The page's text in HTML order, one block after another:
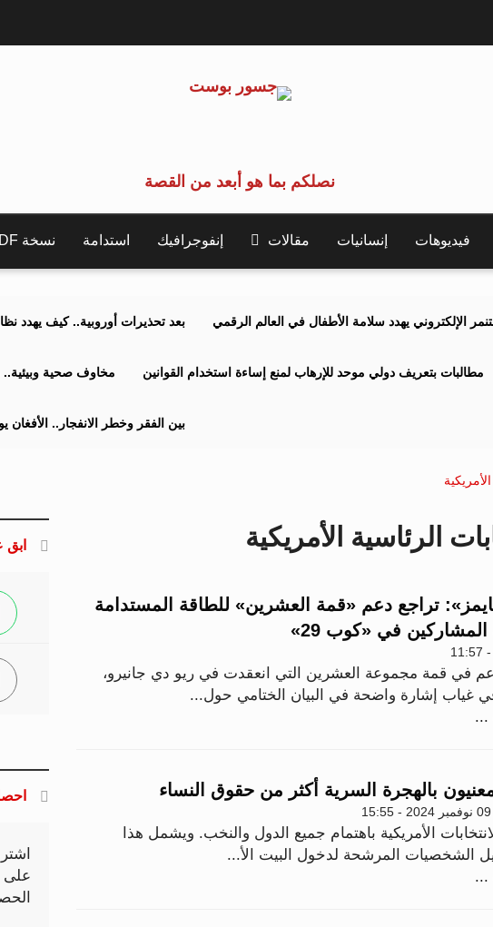
نصلكم بما هو أبعد من القصة
فيديوهات إنسانيات مقالات إنفوجرافيك استدامة نسخة PDF
بعد تحذيرات أوروبية.. كيف يهدد نظام الإلكتروني يهدد سلامة الأطفال في العالم الرقمي
مخاوف صحية وبيئية.. مطالبات بتعريف دولي موحد للإرهاب لمنع إساءة استخدام القوانين
بين الفقر وخطر الانفجار..
الرئاسية الأمريكية
تراجع دعم «قمة العشرين» للطاقة المستدامة
في «كوب 29»
في قمة مجموعة العشرين التي انعقدت في ريو دي جانيرو،
غياب إشارة واضحة في البيان الختامي حول...
...
معنيون بالهجرة السرية أكثر من حقوق النساء
09 نوفمبر 2024 - 15:55
الأمريكية باهتمام جميع الدول والنخب. ويشمل هذا
الشخصيات المرشحة لدخول البيت الأ...
...
على